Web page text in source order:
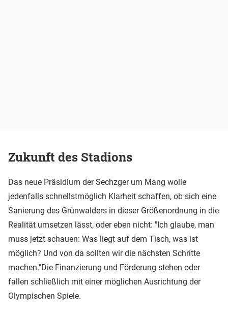
Zukunft des Stadions
Das neue Präsidium der Sechzger um Mang wolle
jedenfalls schnellstmöglich Klarheit schaffen, ob sich eine
Sanierung des Grünwalders in dieser Größenordnung in die
Realität umsetzen lässt, oder eben nicht: "Ich glaube, man
muss jetzt schauen: Was liegt auf dem Tisch, was ist
möglich? Und von da sollten wir die nächsten Schritte
machen."Die Finanzierung und Förderung stehen oder
fallen schließlich mit einer möglichen Ausrichtung der
Olympischen Spiele.